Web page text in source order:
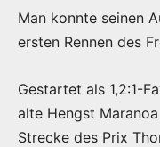
Man konnte seinen
ersten Rennen des
Gestartet als 1,2:1-
alte Hengst
Strecke des Prix